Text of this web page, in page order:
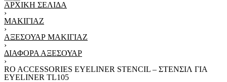
ΑΡΧΙΚΉ ΣΕΛΊΔΑ
›
ΜΑΚΙΓΙΆΖ
›
ΑΞΕΣΟΥΆΡ ΜΑΚΙΓΙΆΖ
›
ΔΙΆΦΟΡΑ ΑΞΕΣΟΥΆΡ
›
RO ACCESSORIES EYELINER STENCIL – ΣΤΈΝΣΙΛ ΓΙΑ
EYELINER TL105